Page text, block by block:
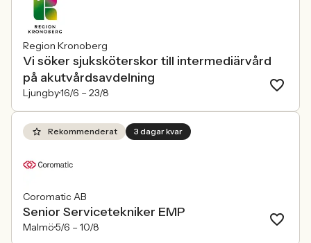
Region Kronoberg
Vi söker sjuksköterskor till intermediärvård
på akutvårdsavdelning
Ljungby16/6 – 23/8
Rekommenderat 3 dagar kvar
Coromatic AB
Senior Servicetekniker EMP
Malmö5/6 – 10/8